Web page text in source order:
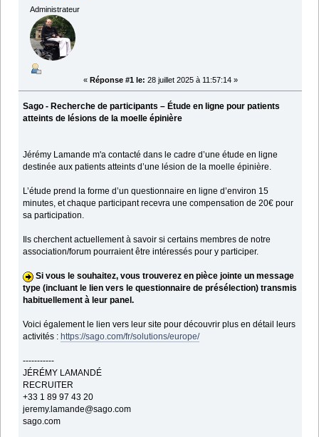
Administrateur
« Réponse #1 le: 28 juillet 2025 à 11:57:14 »
Sago - Recherche de participants – Étude en ligne pour patients
atteints de lésions de la moelle épinière
Jérémy Lamande m'a contacté dans le cadre d’une étude en ligne
destinée aux patients atteints d’une lésion de la moelle épinière.
L’étude prend la forme d’un questionnaire en ligne d’environ 15
minutes, et chaque participant recevra une compensation de 20€ pour
sa participation.
Ils cherchent actuellement à savoir si certains membres de notre
association/forum pourraient être intéressés pour y participer.
Si vous le souhaitez, vous trouverez en pièce jointe un message
type (incluant le lien vers le questionnaire de présélection) transmis
habituellement à leur panel.
Voici également le lien vers leur site pour découvrir plus en détail leurs
activités :https://sago.com/fr/solutions/europe/
-----------
JÉRÉMY LAMANDÉ
RECRUITER
+33 1 89 97 43 20
jeremy.lamande@sago.com
sago.com